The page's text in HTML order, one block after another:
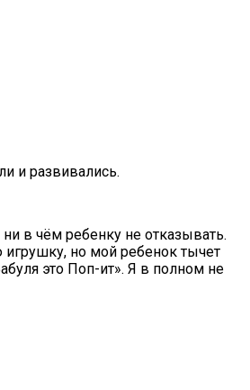
и развивались.
в чём ребенку не отказывать.
игрушку, но мой ребенок тычет
это Поп-ит». Я в полном не